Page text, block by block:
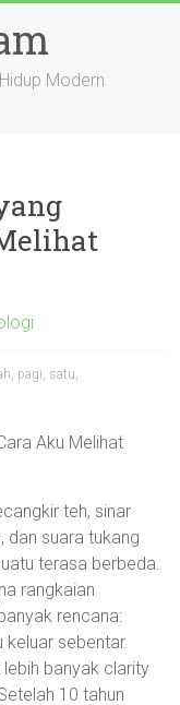
Modern
, pagi, satu,
Aku Melihat
teh, sinar
dan suara tukang
terasa berbeda.
rangkaian
rencana:
keluar sebentar.
banyak clarity
10 tahun